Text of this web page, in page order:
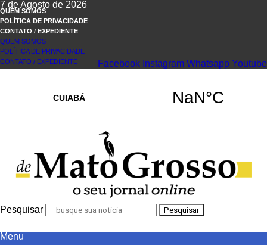
7 de Agosto de 2026
QUEM SOMOS
POLÍTICA DE PRIVACIDADE
CONTATO / EXPEDIENTE
QUEM SOMOS
POLÍTICA DE PRIVACIDADE
CONTATO / EXPEDIENTE
Facebook Instagram Whatsapp Youtube
Pesquisar Pesquisar
Menu